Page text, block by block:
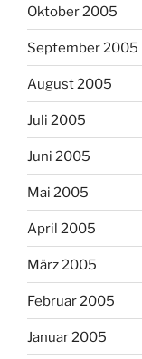
Oktober 2005
September 2005
August 2005
Juli 2005
Juni 2005
Mai 2005
April 2005
März 2005
Februar 2005
Januar 2005